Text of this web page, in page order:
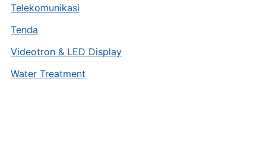
Telekomunikasi
Tenda
Videotron & LED Display
Water Treatment